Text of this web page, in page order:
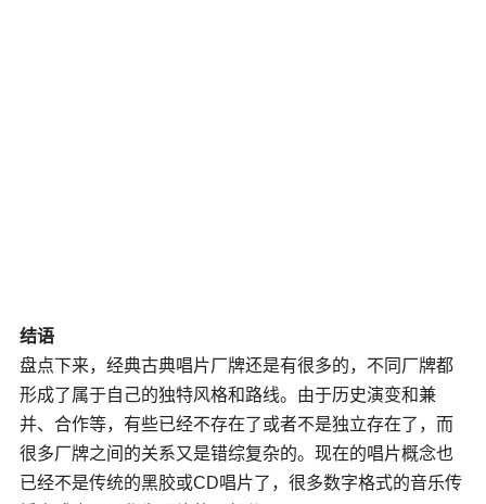
结语
盘点下来，经典古典唱片厂牌还是有很多的，不同厂牌都
形成了属于自己的独特风格和路线。由于历史演变和兼
并、合作等，有些已经不存在了或者不是独立存在了，而
很多厂牌之间的关系又是错综复杂的。现在的唱片概念也
已经不是传统的黑胶或CD唱片了，很多数字格式的音乐传